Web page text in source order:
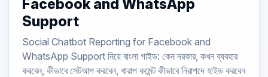
Facebook and WhatsApp
Support
Social Chatbot Reporting for Facebook and
WhatsApp Support নিয়ে বাংলা গাইড: কেন দরকার, কখন ব্যবহার
করবেন, কীভাবে সেটআপ করবেন, খারাপ কমেন্ট কীভাবে নিরাপদে হাইড করবেন